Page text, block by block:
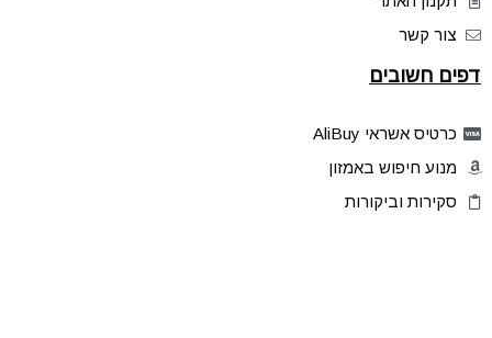
צור קשר
דפים חשובים
כרטיס אשראי AliBuy
מנוע חיפוש באמזון
סקירות וביקורות